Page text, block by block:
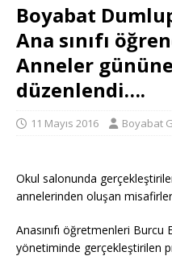
Boyabat
Ana sınıfı
Anneler
düzenlendi….
11 Mayıs 2016 Boyabat
Okul salonunda
annelerinden oluşan misafirler
Anasınıfı öğretmenleri Burcu
yönetiminde gerçekleştirilen